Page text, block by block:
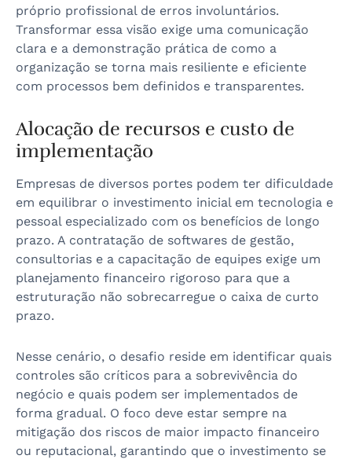
próprio profissional de erros involuntários.
Transformar essa visão exige uma comunicação
clara e a demonstração prática de como a
organização se torna mais resiliente e eficiente
com processos bem definidos e transparentes.
Alocação de recursos e custo de
implementação
Empresas de diversos portes podem ter dificuldade
em equilibrar o investimento inicial em tecnologia e
pessoal especializado com os benefícios de longo
prazo. A contratação de softwares de gestão,
consultorias e a capacitação de equipes exige um
planejamento financeiro rigoroso para que a
estruturação não sobrecarregue o caixa de curto
prazo.
Nesse cenário, o desafio reside em identificar quais
controles são críticos para a sobrevivência do
negócio e quais podem ser implementados de
forma gradual. O foco deve estar sempre na
mitigação dos riscos de maior impacto financeiro
ou reputacional, garantindo que o investimento se